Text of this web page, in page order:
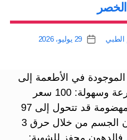
الخصر
الطبي
تاريخ
29 يوليو، 2026
في الأطعمة إلى
دهون في الجسم بسرعة وسهولة: 100 سعر
حراري من الدهون المهضومة قد تتحول إلى 97
سعرا حراريّا من دهون الجسم من خلال حرق 3
محفز للشهية: